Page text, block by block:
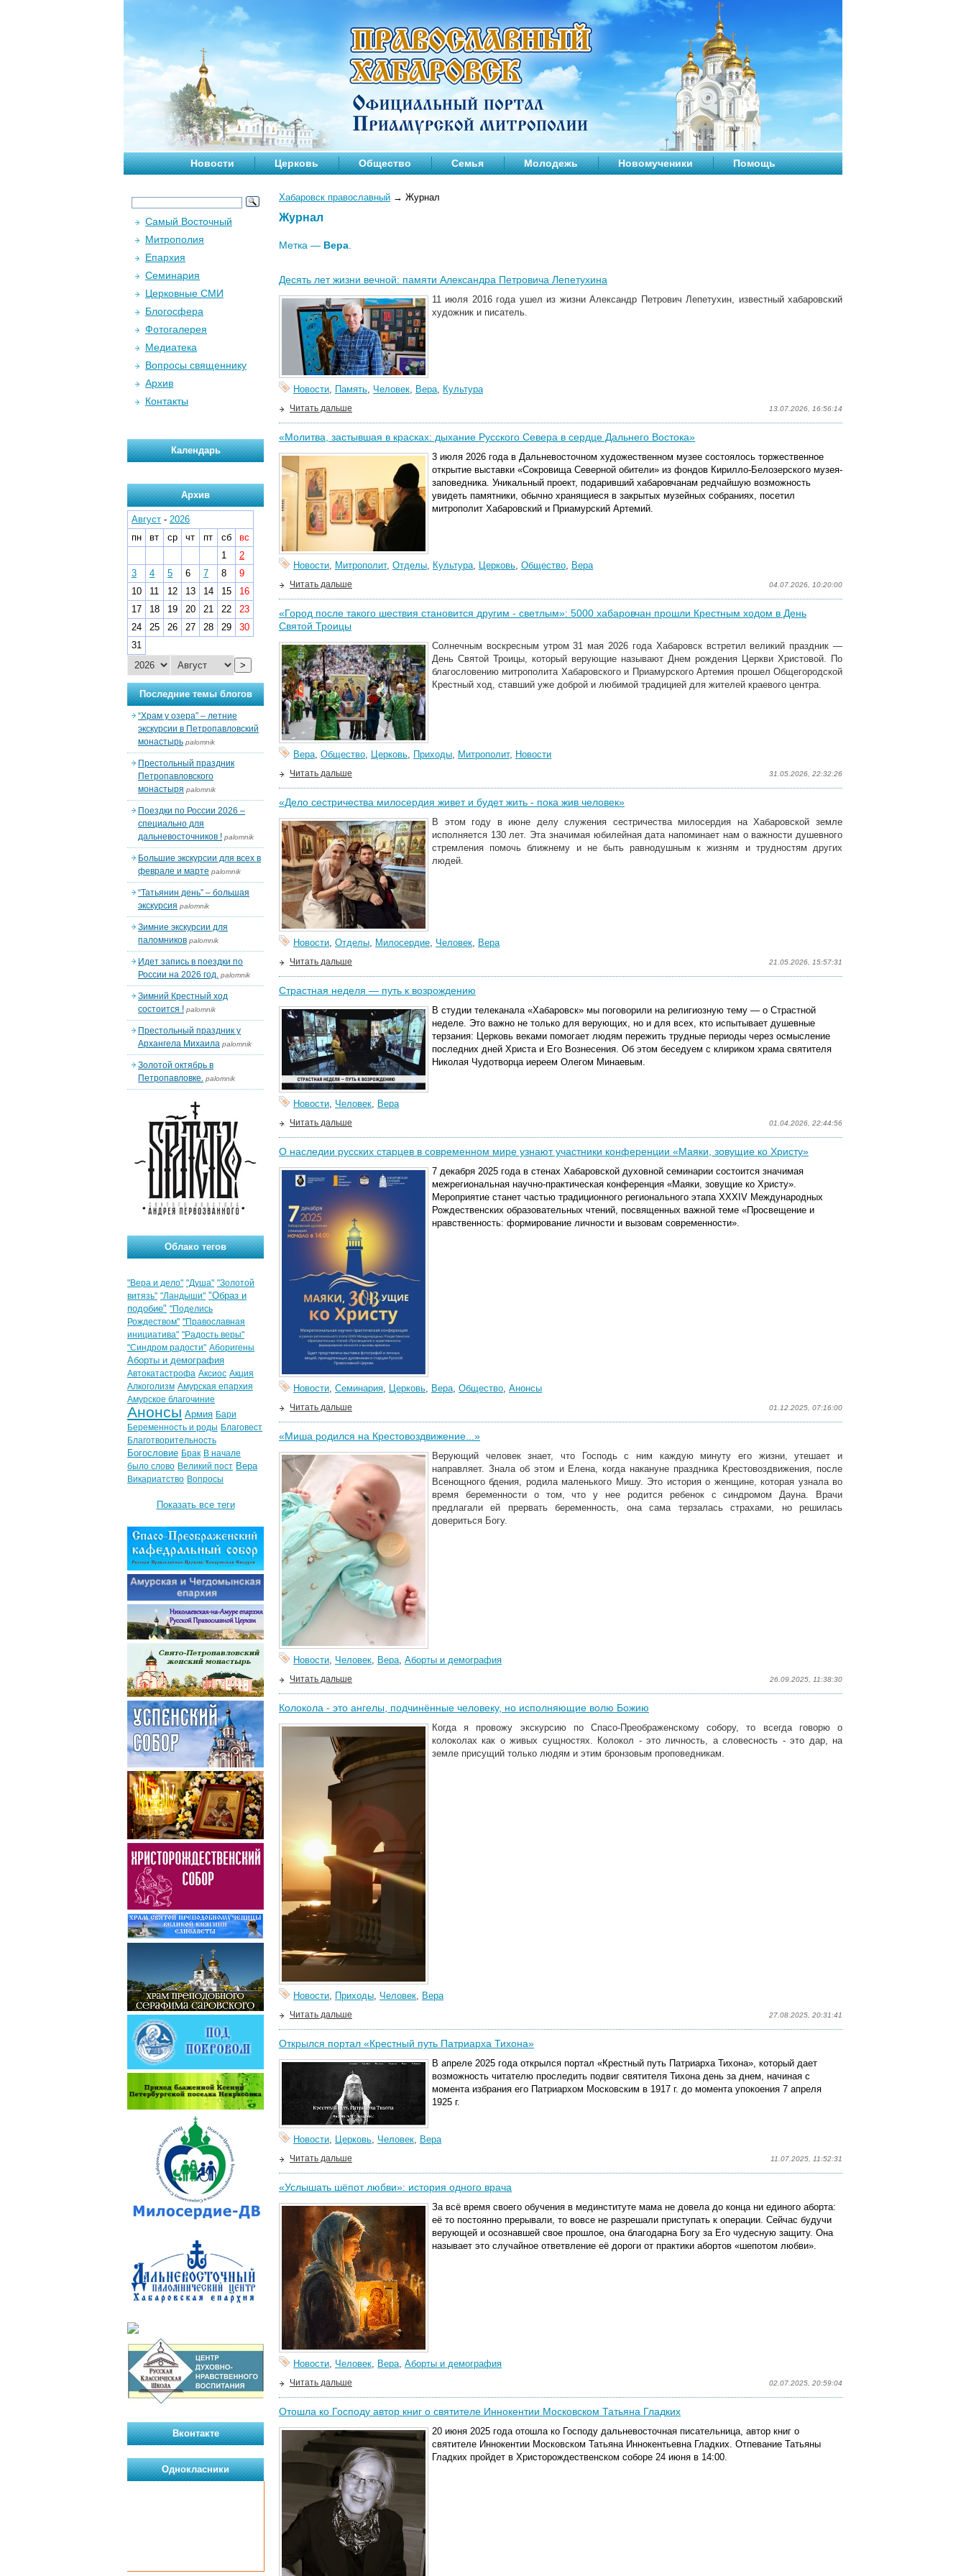
Новости Церковь Общество Семья Молодежь Новомученики Помощь
Хабаровск православный → Журнал
Журнал
Метка — Вера
Десять лет жизни вечной: памяти Александра Петровича Лепетухина
11 июля 2016 года ушел из жизни Александр Петрович Лепетухин, известный хабаровский
художник и писатель.
Новости, Память, Человек, Вера, Культура
13.07.2026, 16:56:14
Читать дальше
«Молитва, застывшая в красках: дыхание Русского Севера в сердце Дальнего Востока»
3 июля 2026 года в Дальневосточном художественном музее состоялось торжественное
открытие выставки «Сокровища Северной обители» из фондов Кирилло-Белозерского музея-
заповедника. Уникальный проект, подаривший хабаровчанам редчайшую возможность
увидеть памятники, обычно хранящиеся в закрытых музейных собраниях, посетил
митрополит Хабаровский и Приамурский Артемий.
Новости, Митрополит, Отделы, Культура, Церковь, Общество, Вера
04.07.2026, 10:20:00
Читать дальше
«Город после такого шествия становится другим - светлым»: 5000 хабаровчан прошли Крестным ходом в День
Святой Троицы
Солнечным воскресным утром 31 мая 2026 года Хабаровск встретил великий праздник —
День Святой Троицы, который верующие называют Днем рождения Церкви Христовой. По
благословению митрополита Хабаровского и Приамурского Артемия прошел Общегородской
Крестный ход, ставший уже доброй и любимой традицией для жителей краевого центра.
Вера, Общество, Церковь, Приходы, Митрополит, Новости
31.05.2026, 22:32:26
Читать дальше
«Дело сестричества милосердия живет и будет жить - пока жив человек»
В этом году в июне делу служения сестричества милосердия на Хабаровской земле
исполняется 130 лет. Эта значимая юбилейная дата напоминает нам о важности душевного
стремления помочь ближнему и не быть равнодушным к жизням и трудностям других
людей.
Новости, Отделы, Милосердие, Человек, Вера
21.05.2026, 15:57:31
Читать дальше
Страстная неделя — путь к возрождению
В студии телеканала «Хабаровск» мы поговорили на религиозную тему — о Страстной
неделе. Это важно не только для верующих, но и для всех, кто испытывает душевные
терзания: Церковь веками помогает людям пережить трудные периоды через осмысление
последних дней Христа и Его Вознесения. Об этом беседуем с клириком храма святителя
Николая Чудотворца иереем Олегом Минаевым.
Новости, Человек, Вера
01.04.2026, 22:44:56
Читать дальше
О наследии русских старцев в современном мире узнают участники конференции «Маяки, зовущие ко Христу»
7 декабря 2025 года в стенах Хабаровской духовной семинарии состоится значимая
межрегиональная научно-практическая конференция «Маяки, зовущие ко Христу».
Мероприятие станет частью традиционного регионального этапа XXXIV Международных
Рождественских образовательных чтений, посвященных важной теме «Просвещение и
нравственность: формирование личности и вызовам современности».
Новости, Семинария, Церковь, Вера, Общество, Анонсы
01.12.2025, 07:16:00
Читать дальше
«Миша родился на Крестовоздвижение...»
Верующий человек знает, что Господь с ним каждую минуту его жизни, утешает и
направляет. Знала об этом и Елена, когда накануне праздника Крестовоздвижения, после
Всенощного бдения, родила маленького Мишу. Это история о женщине, которая узнала во
время беременности о том, что у нее родится ребенок с синдромом Дауна. Врачи
предлагали ей прервать беременность, она сама терзалась страхами, но решилась
довериться Богу.
Новости, Человек, Вера, Аборты и демография
26.09.2025, 11:38:30
Читать дальше
Колокола - это ангелы, подчинённые человеку, но исполняющие волю Божию
Когда я провожу экскурсию по Спасо-Преображенскому собору, то всегда говорю о
колоколах как о живых сущностях. Колокол - это личность, а словесность - это дар, на
земле присущий только людям и этим бронзовым проповедникам.
Новости, Приходы, Человек, Вера
27.08.2025, 20:31:41
Читать дальше
Открылся портал «Крестный путь Патриарха Тихона»
В апреле 2025 года открылся портал «Крестный путь Патриарха Тихона», который дает
возможность читателю проследить подвиг святителя Тихона день за днем, начиная с
момента избрания его Патриархом Московским в 1917 г. до момента упокоения 7 апреля
1925 г.
Новости, Церковь, Человек, Вера
11.07.2025, 11:52:31
Читать дальше
«Услышать шёпот любви»: история одного врача
За всё время своего обучения в мединституте мама не довела до конца ни единого аборта:
её то постоянно прерывали, то вовсе не разрешали приступать к операции. Сейчас будучи
верующей и осознавшей свое прошлое, она благодарна Богу за Его чудесную защиту. Она
называет это случайное ответвление её дороги от практики абортов «шепотом любви».
Новости, Человек, Вера, Аборты и демография
02.07.2025, 20:59:04
Читать дальше
Отошла ко Господу автор книг о святителе Иннокентии Московском Татьяна Гладких
20 июня 2025 года отошла ко Господу дальневосточная писательница, автор книг о
святителе Иннокентии Московском Татьяна Иннокентьевна Гладких. Отпевание Татьяны
Гладких пройдет в Христорождественском соборе 24 июня в 14:00.
Самый Восточный
Митрополия
Епархия
Семинария
Церковные СМИ
Блогосфера
Фотогалерея
Медиатека
Вопросы священнику
Архив
Контакты
Календарь
Архив
Август - 2026
пн
вт ср чт пт сб
вс
1
2
3
4 5 6 7 8
9
10
11 12 13 14 15
16
17
18 19 20 21 22
23
24
25 26 27 28 29
30
31
>
Последние темы блогов
“Храм у озера” – летние
экскурсии в Петропавловский
монастырь palomnik
Престольный праздник
Петропавловского
монастыря palomnik
Поездки по России 2026 –
специально для
дальневосточников ! palomnik
Большие экскурсии для всех в
феврале и марте palomnik
“Татьянин день” – большая
экскурсия palomnik
Зимние экскурсии для
паломников palomnik
Идет запись в поездки по
России на 2026 год. palomnik
Зимний Крестный ход
состоится ! palomnik
Престольный праздник у
Архангела Михаила palomnik
Золотой октябрь в
Петропавловке. palomnik
Облако тегов
"Вера и дело" "Душа" "Золотой
витязь" "Ландыши" "Образ и
подобие" "Поделись
Рождеством" "Православная
инициатива" "Радость веры"
"Синдром радости" Аборигены
Аборты и демография
Автокатастрофа Аксиос Акция
Алкоголизм Амурская епархия
Амурское благочиние
Анонсы Армия Бари
Беременность и роды Благовест
Благотворительность
Богословие Брак В начале
было слово Великий пост Вера
Викариатство Вопросы
Показать все теги
Вконтакте
Однокласники